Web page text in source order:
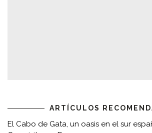
ARTÍCULOS
El Cabo de Gata, un oasis en el sur